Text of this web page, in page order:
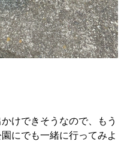
けできそうなので、もう
にでも一緒に行ってみよ